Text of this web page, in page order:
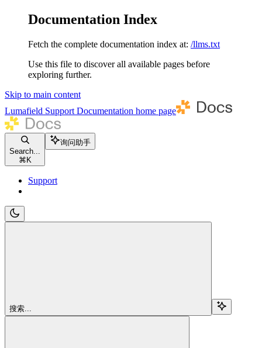
Documentation Index
Fetch the complete documentation index at: /llms.txt
Use this file to discover all available pages before
exploring further.
Skip to main content
Lumafield Support Documentation home page
Search...
⌘ K
询问助手
Support
搜索...